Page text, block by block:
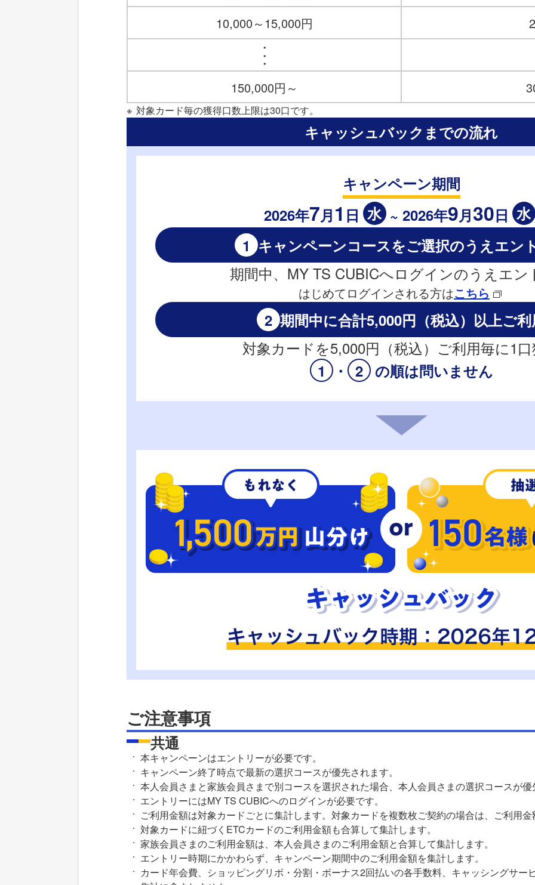
10,000～15,000円
・・・
150,000円～
対象カード毎の獲得口数上限は30口です。
キャッシュバックまでの流れ
キャンペーン期間
2026年7月1 日 水 ~ 2026年9月30日 水
1 キャンペーンコースをご選択のうえエン
期間中、MY TS CUBICへログインのうえエン
はじめてログインされる方はこちら
2 期間中に合計5,000円 （税込）以上ご
対象カードを5,000円（税込）ご利用毎に1
1 ・ 2 の順は問いません
ご注意事項
共通
本キャンペーンはエントリーが必要です。
キャンペーン終了時点で最新の選択コースが優先されます。
本人会員さまと家族会員さまで別コースを選択された場合、本人会員さまの選択コースが
エントリーにはMY TS CUBICへのログインが必要です。
ご利用金額は対象カードごとに集計します。対象カードを複数枚ご契約の場合は、ご利用
対象カードに紐づくETCカードのご利用金額も合算して集計します。
家族会員さまのご利用金額は、本人会員さまのご利用金額と合算して集計します。
エントリー時期にかかわらず、キャンペーン期間中のご利用金額を集計します。
カード年会費、ショッピングリボ・分割・ボーナス2回払いの各手数料、キャッシングサー